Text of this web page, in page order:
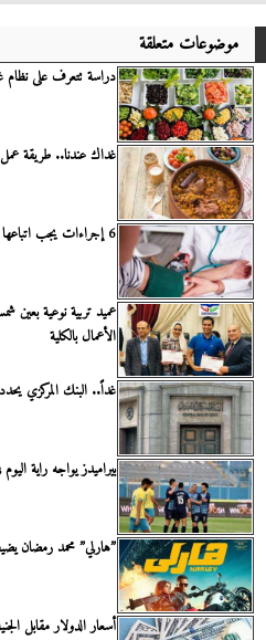
موضوعات متعلقة
دراسة تتعرف على نظام غذائي
غداك عندنا.. طريقة عمل
6 إجراءات يجب اتباعها لتقليل خطر الإصابة بارتفاع ضغط الدم
عميد تربية نوعية بعين
الأعمال بالكلية
غداً.. البنك المركزي
بيراميدز يواجه راية اليوم فى دور الـ
”هارلي” محمد رمضان يضيف 1.4 مليون.. تعرف على
أسعار الدولار مقابل الجنيه